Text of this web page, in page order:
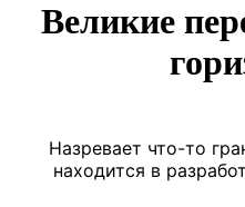
Великие
Назревает что-то
находится в